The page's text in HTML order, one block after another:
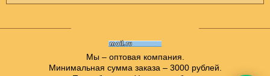
Мы – оптовая компания.
Минимальная сумма заказа – 3000 рублей.